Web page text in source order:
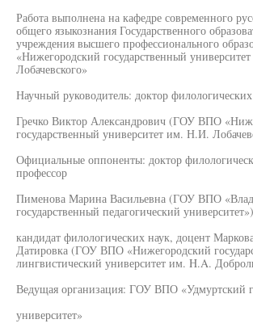
Работа выполнена на кафедре современного
общего языкознания Государственного
учреждения высшего профессионального
«Нижегородский государственный
Лобачевского»
Научный руководитель: доктор
Гречко Виктор Александрович (ГОУ ВПО
государственный университет им. Н.И.
Официальные оппоненты: доктор
профессор
Пименова Марина Васильевна (ГОУ ВПО
государственный педагогический университет»)
кандидат филологических наук, доцент
Датировка (ГОУ ВПО «Нижегородский
лингвистический университет им. H.A.
Ведущая организация: ГОУ ВПО «Удмуртский
университет»